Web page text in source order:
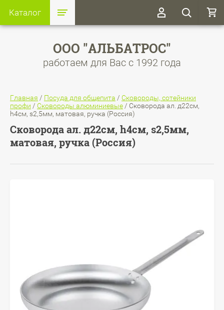
Каталог
ООО "АЛЬБАТРОС"
работаем для Вас с 1992 года
Главная / Посуда для общепита / Сковороды, сотейники
профи / Сковороды алюминиевые / Сковорода ал. д22см,
h4см, s2,5мм, матовая, ручка (Россия)
Сковорода ал. д22см, h4см, s2,5мм,
матовая, ручка (Россия)